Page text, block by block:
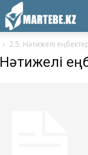
2.5. Нәтижелі
Нәтижелі